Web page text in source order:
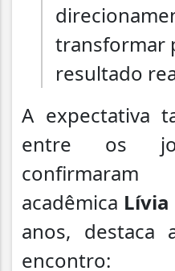
transformar
resultado
A expectativa
entre os
acadêmica Lívia
anos, destaca
encontro: